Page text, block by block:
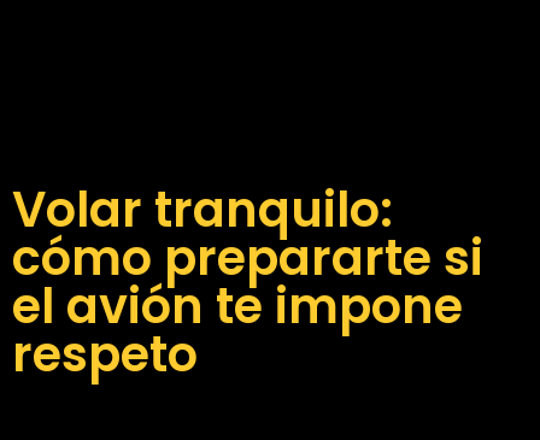
Volar tranquilo:
cómo prepararte si
el avión te impone
respeto